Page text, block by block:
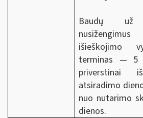
Baudų už
išieškojimo
terminas — 5
priverstinai
atsiradimo
nuo nutarimo
dienos.